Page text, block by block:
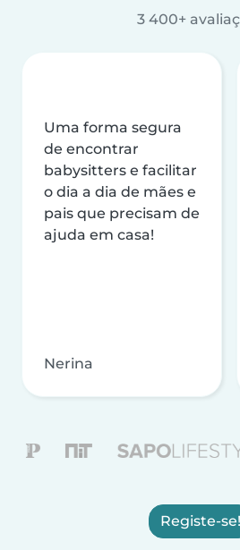
3 400+
Uma forma segura
de encontrar
babysitters e facilitar
o dia a dia de mães e
pais que precisam de
ajuda em casa!
Nerina
Registe-se!